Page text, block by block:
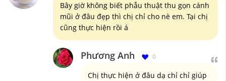
Bây giờ không biết phẫu thuật thu gọn cánh
mũi ở đâu đẹp thì chị chỉ cho nè em. Tại chị
cũng thực hiện rồi á
Phương Anh 0
Chị thực hiện ở đâu dạ chỉ chỉ giúp